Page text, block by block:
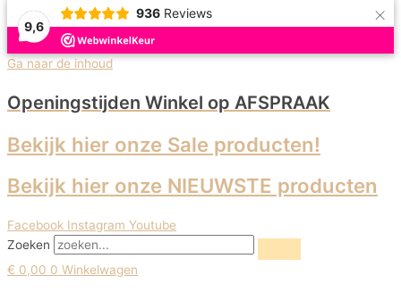
9,6
936 Reviews ×
Ga naar de inhoud
Openingstijden Winkel op AFSPRAAK
Bekijk hier onze Sale producten!
Bekijk hier onze NIEUWSTE producten
Facebook Instagram Youtube
Zoeken
€ 0,00 0 Winkelwagen
Uitverkoop!